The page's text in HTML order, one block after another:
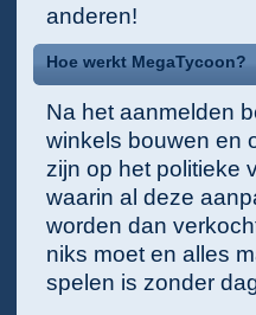
anderen!
Hoe werkt MegaTycoon?
Na het aanmelden
winkels bouwen en
zijn op het politieke
waarin al deze
worden dan
niks moet en alles
spelen is zonder